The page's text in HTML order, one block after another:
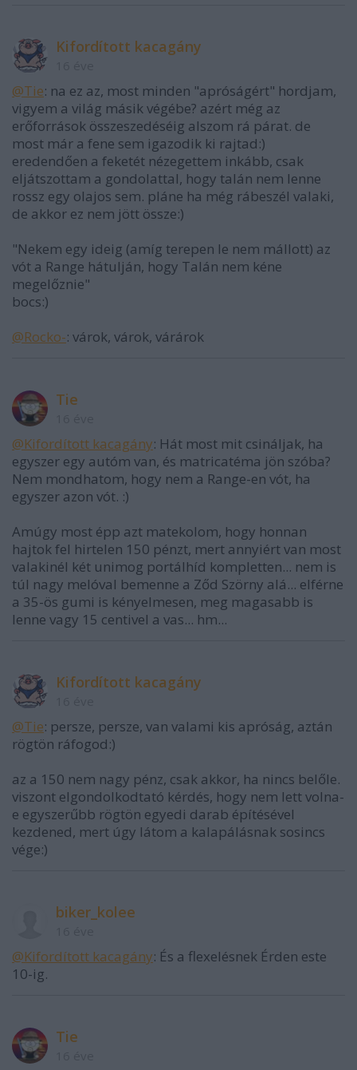
Kifordított kacagány
@Tie: na ez az, most minden "apróságért" hordjam,
vigyem a világ másik végébe? azért még az
erőforrások összeszedéséig alszom rá párat. de
most már a fene sem igazodik ki rajtad:)
eredendően a feketét nézegettem inkább, csak
eljátszottam a gondolattal, hogy talán nem lenne
rossz egy olajos sem. pláne ha még rábeszél valaki,
de akkor ez nem jött össze:)
"Nekem egy ideig (amíg terepen le nem mállott) az
vót a Range hátulján, hogy Talán nem kéne
megelőznie"
bocs:)
@Rocko-: várok, várok, várárok
Tie
@Kifordított kacagány: Hát most mit csináljak, ha
egyszer egy autóm van, és matricatéma jön szóba?
Nem mondhatom, hogy nem a Range-en vót, ha
egyszer azon vót. :)
Amúgy most épp azt matekolom, hogy honnan
hajtok fel hirtelen 150 pénzt, mert annyiért van most
valakinél két unimog portálhíd kompletten... nem is
túl nagy melóval bemenne a Ződ Szörny alá... elférne
a 35-ös gumi is kényelmesen, meg magasabb is
lenne vagy 15 centivel a vas... hm...
Kifordított kacagány
@Tie: persze, persze, van valami kis apróság, aztán
rögtön ráfogod:)
az a 150 nem nagy pénz, csak akkor, ha nincs belőle.
viszont elgondolkodtató kérdés, hogy nem lett volna-
e egyszerűbb rögtön egyedi darab építésével
kezdened, mert úgy látom a kalapálásnak sosincs
vége:)
biker_kolee
@Kifordított kacagány: És a flexelésnek Érden este
10-ig.
Tie